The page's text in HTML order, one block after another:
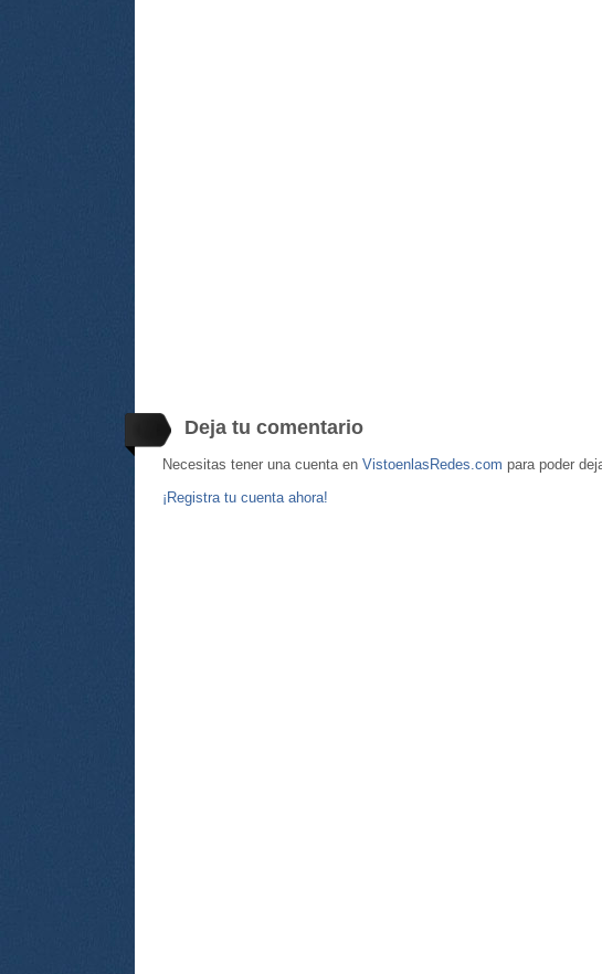
Deja tu comentario
Necesitas tener una cuenta en VistoenlasRedes.com para poder
¡Registra tu cuenta ahora!